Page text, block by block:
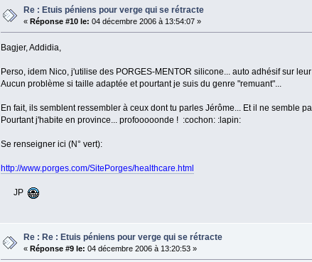
Re : Etuis péniens pour verge qui se rétracte
« Réponse #10 le: 04 décembre 2006 à 13:54:07 »
Bagjer, Addidia,
Perso, idem Nico, j'utilise des PORGES-MENTOR silicone... auto adhésif sur
Aucun problème si taille adaptée et pourtant je suis du genre "remuant"...
En fait, ils semblent ressembler à ceux dont tu parles Jérôme... Et il ne semble
Pourtant j'habite en province... profooooonde ! :cochon: :lapin:
Se renseigner ici (N° vert):
http://www.porges.com/SitePorges/healthcare.html
JP
Re : Re : Etuis péniens pour verge qui se rétracte
« Réponse #9 le: 04 décembre 2006 à 13:20:53 »